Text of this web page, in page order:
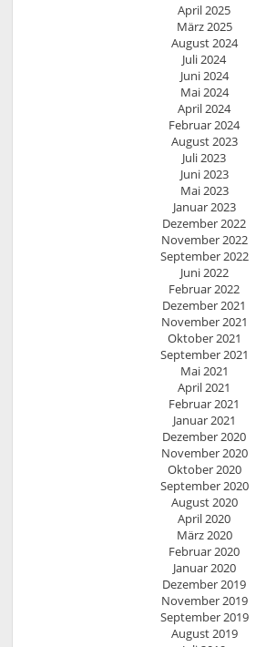
April 2025
März 2025
August 2024
Juli 2024
Juni 2024
Mai 2024
April 2024
Februar 2024
August 2023
Juli 2023
Juni 2023
Mai 2023
Januar 2023
Dezember 2022
November 2022
September 2022
Juni 2022
Februar 2022
Dezember 2021
November 2021
Oktober 2021
September 2021
Mai 2021
April 2021
Februar 2021
Januar 2021
Dezember 2020
November 2020
Oktober 2020
September 2020
August 2020
April 2020
März 2020
Februar 2020
Januar 2020
Dezember 2019
November 2019
September 2019
August 2019